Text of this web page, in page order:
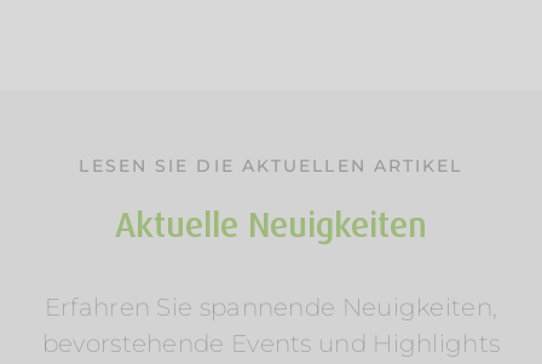
LESEN SIE DIE AKTUELLEN ARTIKEL
Aktuelle Neuigkeiten
Erfahren Sie spannende Neuigkeiten,
bevorstehende Events und Highlights
Sommerurlaub am Wasser: Mosel &
Wörthersee entdecken